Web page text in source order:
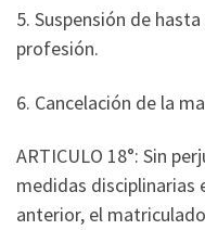
5. Suspensión de
profesión.
6. Cancelación de la
ARTICULO 18°: Sin
medidas disciplinarias
anterior, el